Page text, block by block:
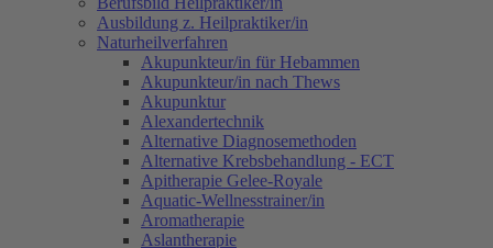
Ausbildung z. Heilpraktiker/in
Naturheilverfahren
Akupunkteur/in für Hebammen
Akupunkteur/in nach Thews
Akupunktur
Alexandertechnik
Alternative Diagnosemethoden
Alternative Krebsbehandlung - ECT
Apitherapie Gelee-Royale
Aquatic-Wellnesstrainer/in
Aromatherapie
Aslantherapie